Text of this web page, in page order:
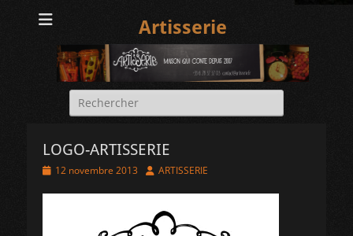
Artisserie
Rechercher :
LOGO-ARTISSERIE
Posted12 novembre 2013 Author
ARTISSERIE